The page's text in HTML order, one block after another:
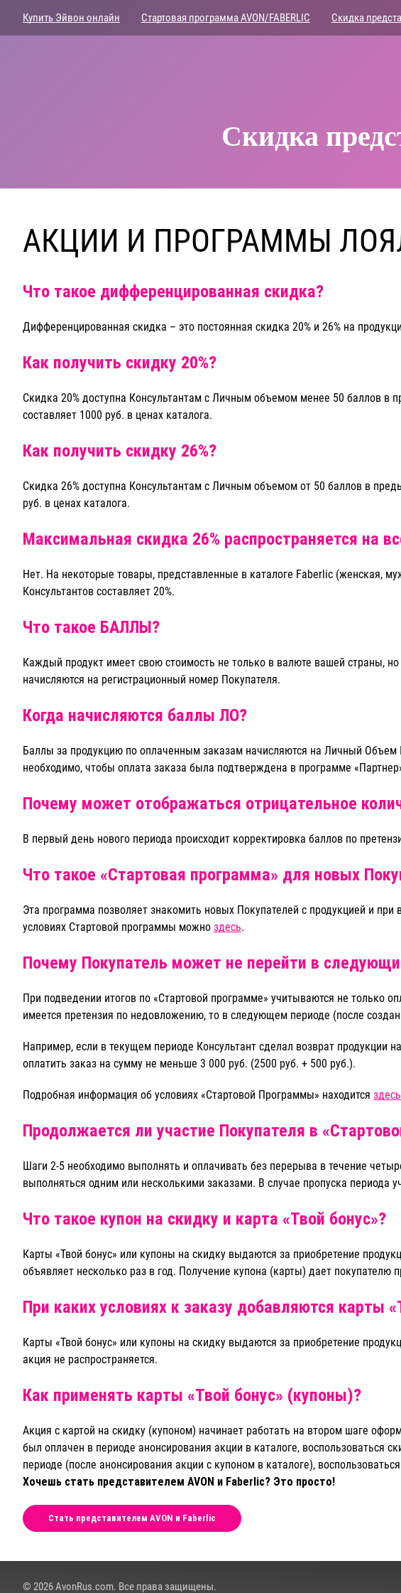
Купить Эйвон онлайн Стартовая программа AVON/FABERLIC Скидка
Скидка
АКЦИИ И ПРОГРАММЫ
Что такое дифференцированная скидка?
Дифференцированная скидка – это постоянная скидка 20% и 26% на
Как получить скидку 20%?
Скидка 20% доступна Консультантам с Личным объемом менее 50 баллов
составляет 1000 руб. в ценах каталога.
Как получить скидку 26%?
Скидка 26% доступна Консультантам с Личным объемом от 50 баллов в
руб. в ценах каталога.
Максимальная скидка 26% распространяется на
Нет. На некоторые товары, представленные в каталоге Faberlic (женская,
Консультантов составляет 20%.
Что такое БАЛЛЫ?
Каждый продукт имеет свою стоимость не только в валюте вашей страны,
начисляются на регистрационный номер Покупателя.
Когда начисляются баллы ЛО?
Баллы за продукцию по оплаченным заказам начисляются на Личный Объем
необходимо, чтобы оплата заказа была подтверждена в программе
Почему может отображаться отрицательное
В первый день нового периода происходит корректировка баллов по
Что такое «Стартовая программа» для новых
Эта программа позволяет знакомить новых Покупателей с продукцией и
условиях Стартовой программы можно здесь.
Почему Покупатель может не перейти в
При подведении итогов по «Стартовой программе» учитываются не только
имеется претензия по недовложению, то в следующем периоде (после
Например, если в текущем периоде Консультант сделал возврат
оплатить заказ на сумму не меньше 3 000 руб. (2500 руб. + 500 руб.).
Подробная информация об условиях «Стартовой Программы» находится здесь
Продолжается ли участие Покупателя в
Шаги 2-5 необходимо выполнять и оплачивать без перерыва в течение
выполняться одним или несколькими заказами. В случае пропуска периода
Что такое купон на скидку и карта «Твой бонус»?
Карты «Твой бонус» или купоны на скидку выдаются за приобретение
объявляет несколько раз в год. Получение купона (карты) дает
При каких условиях к заказу добавляются карты
Карты «Твой бонус» или купоны на скидку выдаются за приобретение
акция не распространяется.
Как применять карты «Твой бонус» (купоны)?
Акция с картой на скидку (купоном) начинает работать на втором шаге
был оплачен в периоде анонсирования акции в каталоге,
периоде (после анонсирования акции с купоном в каталоге),
Хочешь стать представителем AVON и Faberlic? Это просто!
Стать представителем AVON и Faberlic
© 2026 AvonRus.com. Все права защищены.